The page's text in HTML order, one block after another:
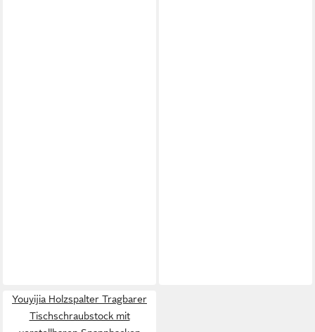
Youyijia Holzspalter Tragbarer
Tischschraubstock mit